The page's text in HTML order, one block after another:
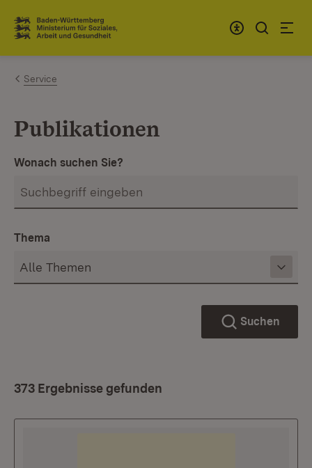
Zum Inhalt springen
Link zur Startseite
Service
Publikationen
Wonach suchen Sie?
Thema
Suchen
373 Ergebnisse gefunden